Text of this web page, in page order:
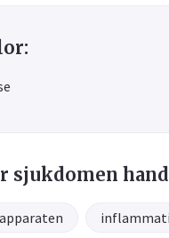
sjukdomen